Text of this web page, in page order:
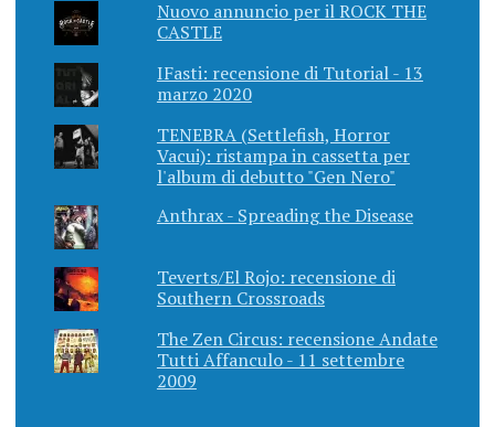
Nuovo annuncio per il ROCK THE
CASTLE
IFasti: recensione di Tutorial - 13
marzo 2020
TENEBRA (Settlefish, Horror
Vacui): ristampa in cassetta per
l'album di debutto "Gen Nero"
Anthrax - Spreading the Disease
Teverts/El Rojo: recensione di
Southern Crossroads
The Zen Circus: recensione Andate
Tutti Affanculo - 11 settembre
2009